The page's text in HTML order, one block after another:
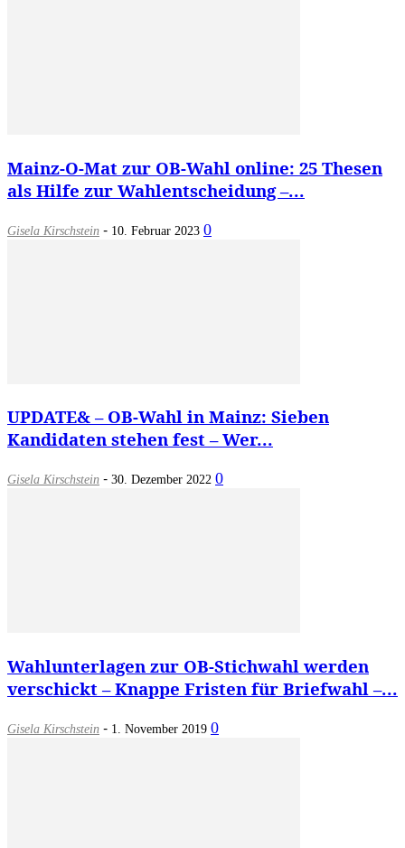
Mainz-O-Mat zur OB-Wahl online: 25 Thesen
als Hilfe zur Wahlentscheidung –...
Gisela Kirschstein - 10. Februar 2023 0
UPDATE& – OB-Wahl in Mainz: Sieben
Kandidaten stehen fest – Wer...
Gisela Kirschstein - 30. Dezember 2022 0
Wahlunterlagen zur OB-Stichwahl werden
verschickt – Knappe Fristen für Briefwahl –...
Gisela Kirschstein - 1. November 2019 0